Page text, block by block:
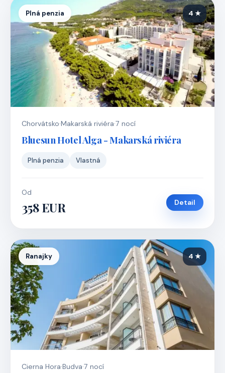
Plná penzia 4 ★
Chorvátsko·Makarská riviéra·7 nocí
Bluesun Hotel Alga - Makarská riviéra
Plná penzia Vlastná
Od
358 EUR Detail
Ranajky 4 ★
Cierna Hora·Budva·7 nocí